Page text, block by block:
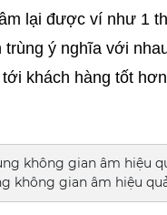
lại được ví như 1
ý nghĩa với
khách hàng tốt
không gian âm hiệu